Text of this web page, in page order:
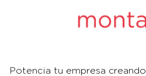
Potencia tu empresa creando